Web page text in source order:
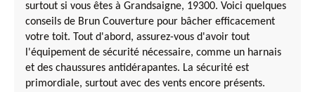
surtout si vous êtes à Grandsaigne, 19300. Voici quelques
conseils de Brun Couverture pour bâcher efficacement
votre toit. Tout d'abord, assurez-vous d'avoir tout
l'équipement de sécurité nécessaire, comme un harnais
et des chaussures antidérapantes. La sécurité est
primordiale, surtout avec des vents encore présents.